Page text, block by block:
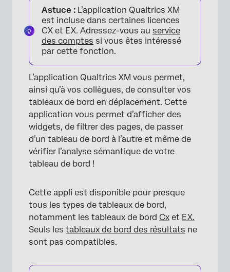
l’affichage mobile
Visualisation des tableaux de bord mobiles
Notifications mobiles
Tableau de bord mobile Text iQ
Consulter et commenter les réponses
Création de Tickets dans l’application XM
Paramètres de l’application
Astuce : L’application Qualtrics XM
est incluse dans certaines licences
CX et EX. Adressez-vous au service
des comptes si vous êtes intéressé
par cette fonction.
L’application Qualtrics XM vous permet,
ainsi qu’à vos collègues, de consulter vos
tableaux de bord en déplacement. Cette
application vous permet d’afficher des
widgets, de filtrer des pages, de passer
d’un tableau de bord à l’autre et même de
vérifier l’analyse sémantique de votre
tableau de bord !
Cette appli est disponible pour presque
tous les types de tableaux de bord,
notamment les tableaux de bord Cx et EX.
Seuls les tableaux de bord des résultats ne
sont pas compatibles.